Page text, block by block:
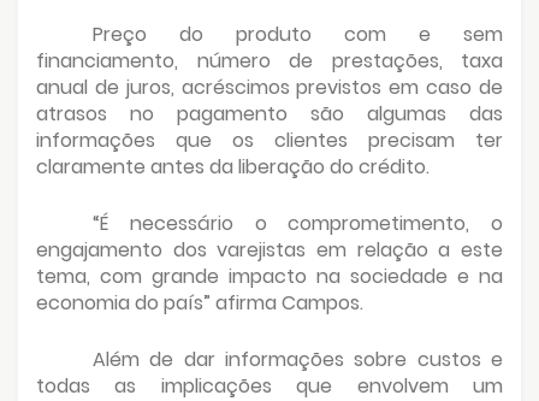
Preço do produto com e sem
financiamento, número de prestações, taxa
anual de juros, acréscimos previstos em caso de
atrasos no pagamento são algumas das
informações que os clientes precisam ter
claramente antes da liberação do crédito.
“É necessário o comprometimento, o
engajamento dos varejistas em relação a este
tema, com grande impacto na sociedade e na
economia do país” afirma Campos.
Além de dar informações sobre custos e
todas as implicações que envolvem um